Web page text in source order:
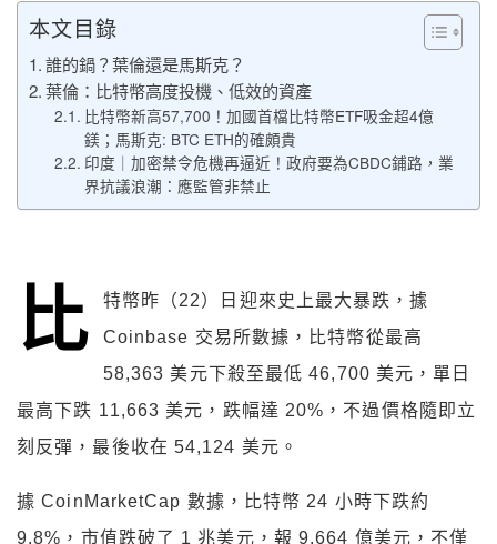
本文目錄
誰的鍋？葉倫還是馬斯克？
葉倫：比特幣高度投機、低效的資產
比特幣新高57,700！加國首檔比特幣ETF吸金超4億
鎂；馬斯克: BTC ETH的確頗貴
印度｜加密禁令危機再逼近！政府要為CBDC鋪路，業
界抗議浪潮：應監管非禁止
比
特幣昨（22）日迎來史上最大暴跌，據
Coinbase 交易所數據，比特幣從最高
58,363 美元下殺至最低 46,700 美元，單日
最高下跌 11,663 美元，跌幅達 20%，不過價格隨即立
刻反彈，最後收在 54,124 美元。
據 CoinMarketCap 數據，比特幣 24 小時下跌約
9.8%，市值跌破了 1 兆美元，報 9,664 億美元，不僅